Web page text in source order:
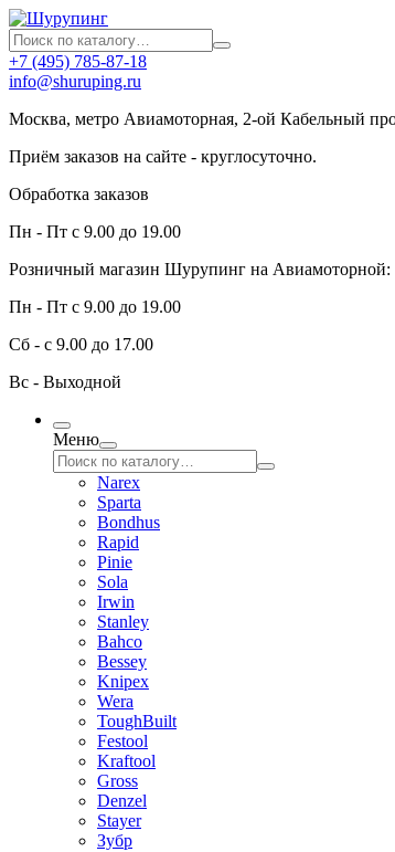
+7 (495) 785-87-18
info@shuruping.ru
Москва, метро Авиамоторная, 2-ой Кабельный
Приём заказов на сайте - круглосуточно.
Обработка заказов
Пн - Пт с 9.00 до 19.00
Розничный магазин Шурупинг на Авиамоторной:
Пн - Пт с 9.00 до 19.00
Сб - с 9.00 до 17.00
Вс - Выходной
Меню
Narex
Sparta
Bondhus
Rapid
Pinie
Sola
Irwin
Stanley
Bahco
Bessey
Knipex
Wera
ToughBuilt
Festool
Kraftool
Gross
Denzel
Stayer
Зубр